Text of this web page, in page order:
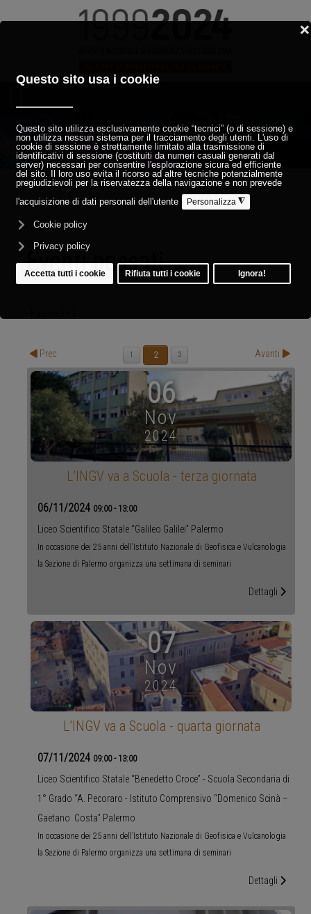
Sei qui:Home Società Incontri
Eventi passati
Prec 1 2 3 Avanti
06
Nov
2024
L’INGV va a Scuola - terza giornata
06/11/2024 09:00- 13:00
Liceo Scientifico Statale “Galileo Galilei” Palermo
In occasione dei 25 anni dell’Istituto Nazionale di Geofisica e Vulcanologia
la Sezione di Palermo organizza una settimana di seminari
Dettagli
07
Nov
2024
L’INGV va a Scuola - quarta giornata
07/11/2024 09:00- 13:00
Liceo Scientifico Statale “Benedetto Croce” - Scuola Secondaria di
1° Grado “A. Pecoraro - Istituto Comprensivo “Domenico Scinà –
Gaetano Costa” Palermo
In occasione dei 25 anni dell’Istituto Nazionale di Geofisica e Vulcanologia
la Sezione di Palermo organizza una settimana di seminari
Dettagli